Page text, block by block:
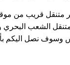
متنقل قريب من
الشعب
وسوف نصل اليكم